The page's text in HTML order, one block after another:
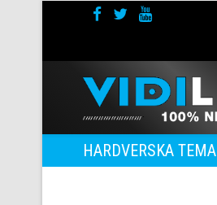
HARDVERSKA TEMA